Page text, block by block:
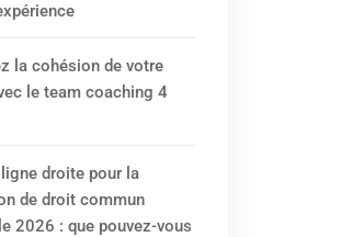
la cohésion de votre
le team coaching 4
droite pour la
de droit commun
2026 : que pouvez-vous